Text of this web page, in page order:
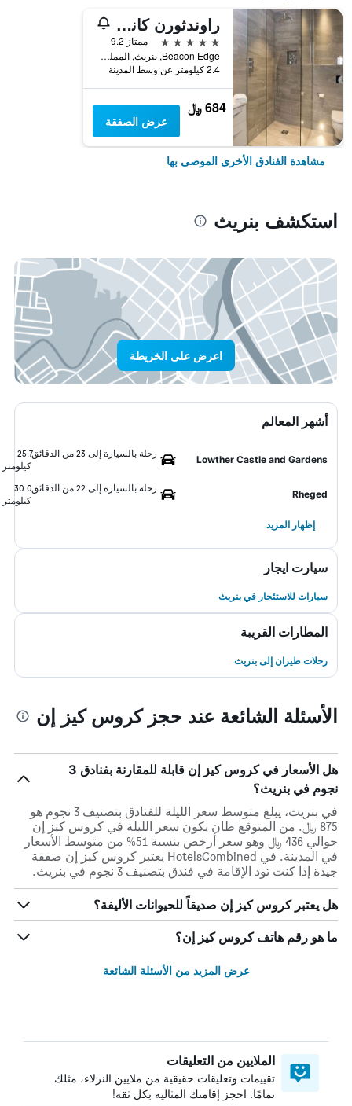
راوندثورن كانتري هاوس آند لاكري أبارتمنتس
5 نجوم
ممتاز 9.2
Beacon Edge, بنريث, المملكة المتحدة
2.4 كيلومتر عن وسط المدينة
684 ﷼
عرض الصفقة
مشاهدة الفنادق الأخرى الموصى بها
استكشف بنريث
اعرض على الخريطة
أشهر المعالم
Lowther Castle and Gardens
رحلة بالسيارة إلى 23 من الدقائق
25.7
كيلومتر
Rheged
رحلة بالسيارة إلى 22 من الدقائق
30.0
كيلومتر
إظهار المزيد
سيارت ايجار
سيارات للاستئجار في بنريث
المطارات القريبة
رحلات طيران إلى بنريث
الأسئلة الشائعة عند حجز كروس كيز إن
هل الأسعار في كروس كيز إن قابلة للمقارنة بفنادق 3
نجوم في بنريث؟
في بنريث، يبلغ متوسط ​​سعر الليلة للفنادق بتصنيف 3 نجوم هو
875 ﷼. من المتوقع ظان يكون سعر الليلة في كروس كيز إن
حوالي 436 ﷼ وهو سعر أرخص بنسبة 51% من متوسط الأسعار
في المدينة. في HotelsCombined يعتبر كروس كيز إن صفقة
جيدة إذا كنت تود الإقامة في فندق بتصنيف 3 نجوم في بنريث.
هل يعتبر كروس كيز إن صديقاً للحيوانات الأليفة؟
ما هو رقم هاتف كروس كيز إن؟
عرض المزيد من الأسئلة الشائعة
الملايين من التعليقات
تقييمات وتعليقات حقيقية من ملايين النزلاء، مثلك
تمامًا. احجز إقامتك المثالية بكل ثقة!